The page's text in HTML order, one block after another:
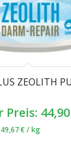
ZEOLITH
Preis: 44,90
€ /kg